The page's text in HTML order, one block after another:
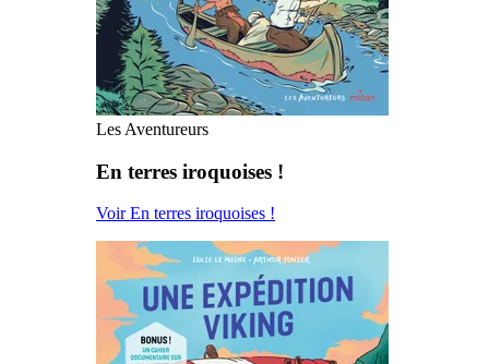
Les Aventureurs
En terres iroquoises !
Voir En terres iroquoises !